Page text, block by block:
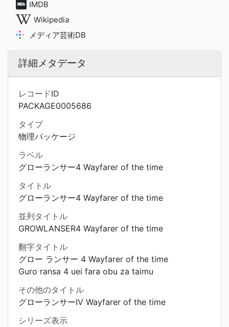
IMDB
Wikipedia
メディア芸術DB
詳細メタデータ
レコードID
PACKAGE0005686
タイプ
物理パッケージ
ラベル
グローランサー4 Wayfarer of the time
タイトル
グローランサー4 Wayfarer of the time
並列タイトル
GROWLANSER4 Wayfarer of the time
翻字タイトル
グロー ランサー 4 Wayfarer of the time
Guro ransa 4 uei fara obu za taimu
その他のタイトル
グローランサーIV Wayfarer of the time
シリーズ表示